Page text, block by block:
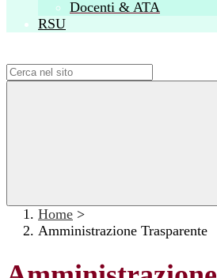
Docenti & ATA
RSU
Home >
Amministrazione Trasparente